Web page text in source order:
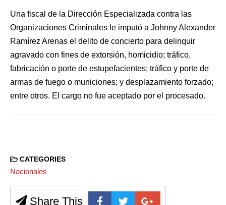
Una fiscal de la Dirección Especializada contra las
Organizaciones Criminales le imputó a Johnny Alexander
Ramírez Arenas el delito de concierto para delinquir
agravado con fines de extorsión, homicidio; tráfico,
fabricación o porte de estupefacientes; tráfico y porte de
armas de fuego o municiones; y desplazamiento forzado;
entre otros. El cargo no fue aceptado por el procesado.
CATEGORIES
Nacionales
Share This